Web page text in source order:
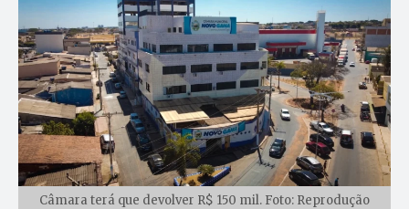
Câmara terá que devolver R$ 150 mil. Foto: Reprodução